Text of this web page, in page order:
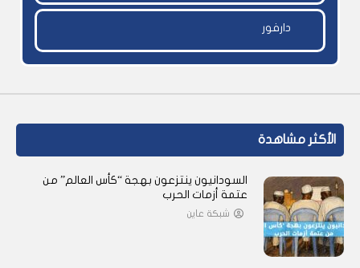
دارفور
الأكثر مشاهدة
السودانيون ينتزعون بهجة “كأس العالم” من
عتمة أزمات الحرب
شبكة عاين